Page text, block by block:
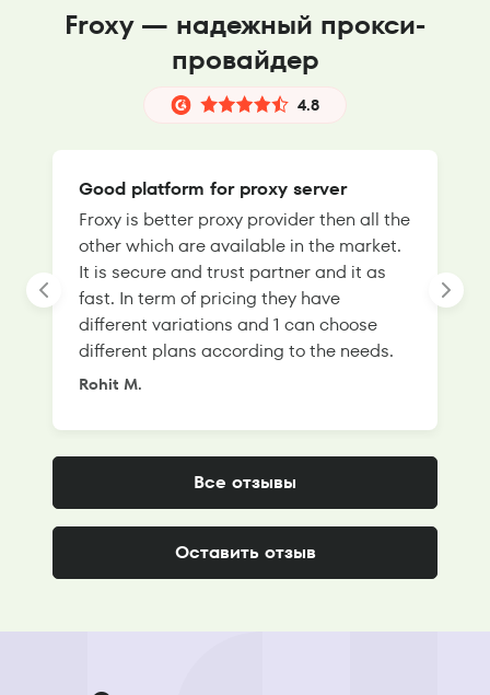
Froxy — надежный прокси-
провайдер
4.8
Good platform for proxy server
Froxy is better proxy provider then all the
other which are available in the market.
It is secure and trust partner and it as
fast. In term of pricing they have
different variations and 1 can choose
different plans according to the needs.
Rohit M.
Все отзывы
Оставить отзыв